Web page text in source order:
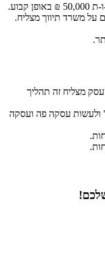
מצליח זה תהליך
ולעשות עסקה פה ועסקה